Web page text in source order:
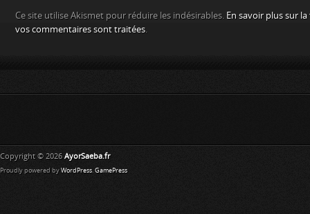
Ce site utilise Akismet pour réduire les indésirables. En savoir plus sur
vos commentaires sont traitées.
Copyright © 2026 AyorSaeba.fr
Proudly powered by WordPress. GamePress